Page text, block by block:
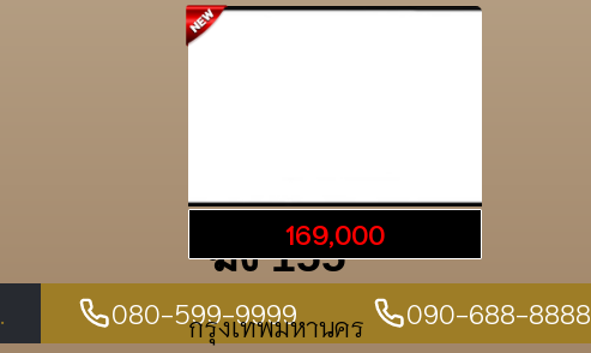
ฆง 155
กรุงเทพมหานคร
169,000
080-599-9999 090-688-8888